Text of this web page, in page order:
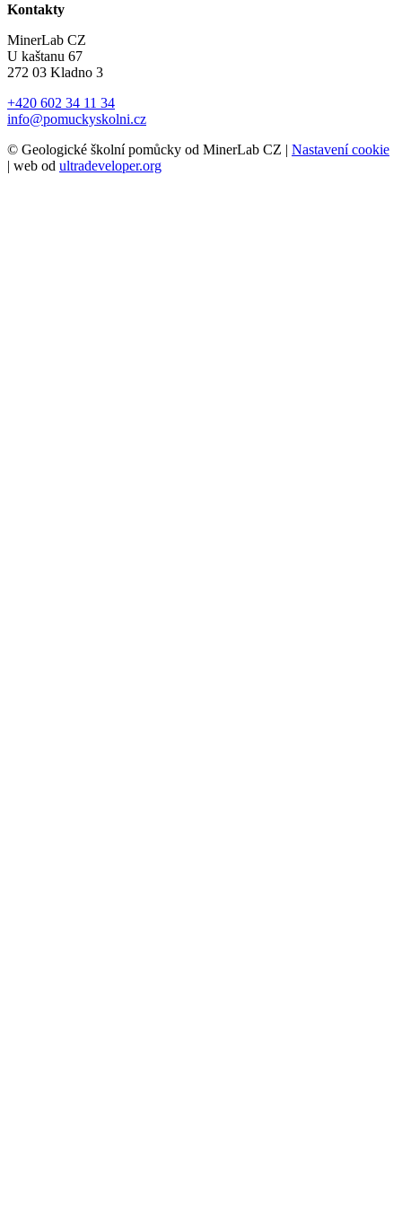
Kontakty
MinerLab CZ
U kaštanu 67
272 03 Kladno 3
+420 602 34 11 34
info@pomuckyskolni.cz
© Geologické školní pomůcky od MinerLab CZ | Nastavení cookie
| web od ultradeveloper.org